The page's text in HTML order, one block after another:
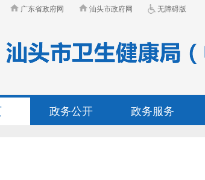
广东省政府网 汕头市政府网 无障碍版
政务公开 政务服务